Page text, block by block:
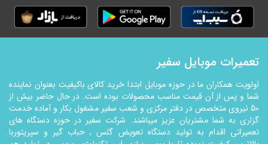
تعمیرات موبایل سفیر
اولویت همکاران ما در حوزه موبایل ابتدا خرید کالای باکیفیت بعنوان نماینده
شما و پس از آن قیمت مناسب محصولات بوده است. در حال حاضر بیش از
50 نیروی متخصص در دفتر مرکزی و شعب سفیر مشغول بکار و آماده خدمت
گزاری به شما مشتریان عزیز میباشند. شرکت سفیر در حوزه دستگاه های
تعمیراتی اقدام به تولید دستگاه تعویض گلس , حباب گیر و سپریتوربا